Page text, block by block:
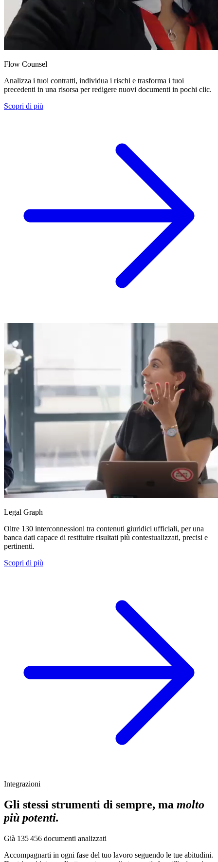
Flow Counsel
Analizza i tuoi contratti, individua i rischi e trasforma i tuoi
precedenti in una risorsa per redigere nuovi documenti in pochi clic.
Scopri di più
Legal Graph
Oltre 130 interconnessioni tra contenuti giuridici ufficiali, per una
banca dati capace di restituire risultati più contestualizzati, precisi e
pertinenti.
Scopri di più
Integrazioni
Gli stessi strumenti di sempre, ma molto
più potenti.
Già 135 456 documenti analizzati
Accompagnarti in ogni fase del tuo lavoro seguendo le tue abitudini.